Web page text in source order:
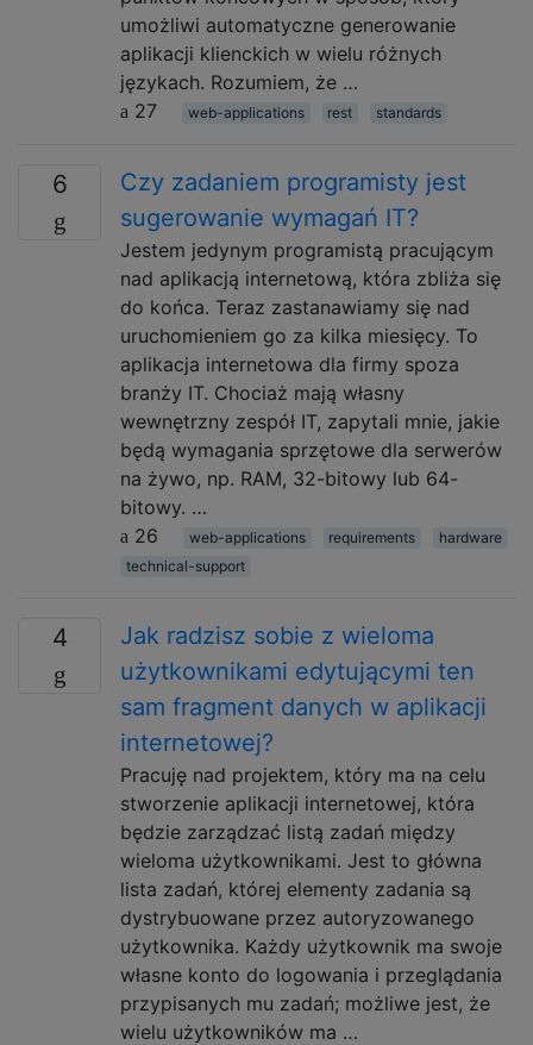
umożliwi automatyczne generowanie
aplikacji klienckich w wielu różnych
językach. Rozumiem, że …
27
web-applications rest standards
6
Czy zadaniem programisty jest
sugerowanie wymagań IT?
Jestem jedynym programistą pracującym
nad aplikacją internetową, która zbliża się
do końca. Teraz zastanawiamy się nad
uruchomieniem go za kilka miesięcy. To
aplikacja internetowa dla firmy spoza
branży IT. Chociaż mają własny
wewnętrzny zespół IT, zapytali mnie, jakie
będą wymagania sprzętowe dla serwerów
na żywo, np. RAM, 32-bitowy lub 64-
bitowy. …
26
web-applications requirements
hardware
technical-support
4
Jak radzisz sobie z wieloma
użytkownikami edytującymi ten
sam fragment danych w aplikacji
internetowej?
Pracuję nad projektem, który ma na celu
stworzenie aplikacji internetowej, która
będzie zarządzać listą zadań między
wieloma użytkownikami. Jest to główna
lista zadań, której elementy zadania są
dystrybuowane przez autoryzowanego
użytkownika. Każdy użytkownik ma swoje
własne konto do logowania i przeglądania
przypisanych mu zadań; możliwe jest, że
wielu użytkowników ma …